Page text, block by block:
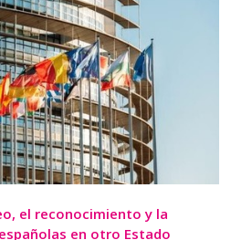
el reconocimiento y la
en otro Estado